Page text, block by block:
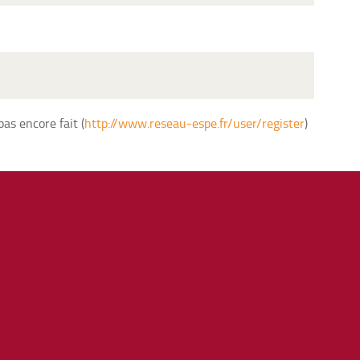
encore fait (http://www.reseau-espe.fr/user/register)